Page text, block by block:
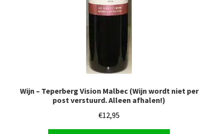
Wijn – Teperberg Vision Malbec (Wijn wordt niet per
post verstuurd. Alleen afhalen!)
€12,95